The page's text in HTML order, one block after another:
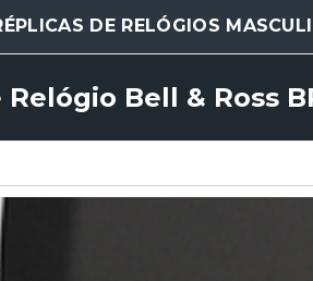
DE RELÓGIOS
Bell & Ross